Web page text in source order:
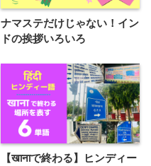
ナマステだけじゃない！イン
ドの挨拶いろいろ
【खानाで終わる】ヒンディー